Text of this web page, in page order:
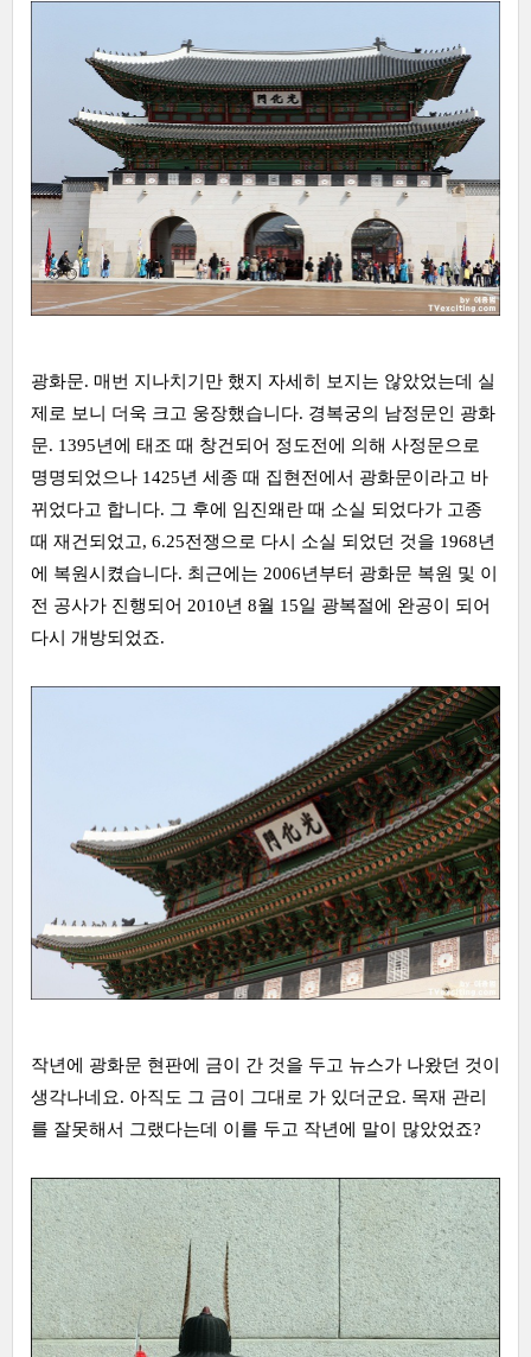
광화문. 매번 지나치기만 했지 자세히 보지는 않았었는데 실
제로 보니 더욱 크고 웅장했습니다. 경복궁의 남정문인 광화
문. 1395년에 태조 때 창건되어 정도전에 의해 사정문으로
명명되었으나 1425년 세종 때 집현전에서 광화문이라고 바
뀌었다고 합니다. 그 후에 임진왜란 때 소실 되었다가 고종
때 재건되었고, 6.25전쟁으로 다시 소실 되었던 것을 1968년
에 복원시켰습니다. 최근에는 2006년부터 광화문 복원 및 이
전 공사가 진행되어 2010년 8월 15일 광복절에 완공이 되어
다시 개방되었죠.
작년에 광화문 현판에 금이 간 것을 두고 뉴스가 나왔던 것이
생각나네요. 아직도 그 금이 그대로 가 있더군요. 목재 관리
를 잘못해서 그랬다는데 이를 두고 작년에 말이 많았었죠?